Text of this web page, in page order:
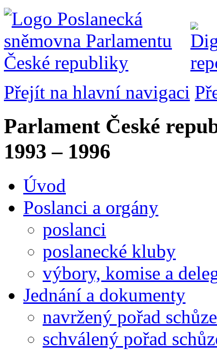
Přejít na hlavní navigaci
Parlament České
1993 – 1996
Úvod
Poslanci a orgány
poslanci
poslanecké kluby
výbory, komise a
Jednání a dokumenty
navržený pořad schůze
schválený pořad